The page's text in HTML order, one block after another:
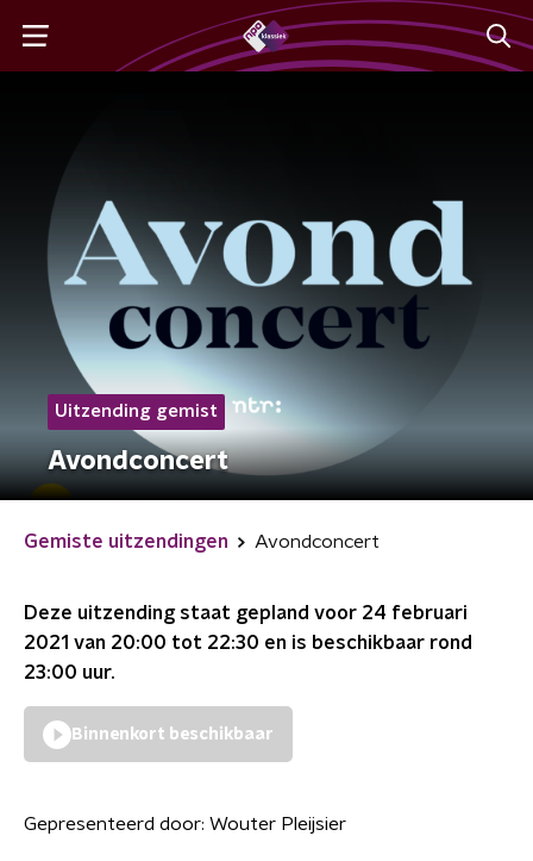
Uitzending gemist
Avondconcert
Gemiste uitzendingen Avondconcert
Deze uitzending staat gepland voor 24 februari
2021 van 20:00 tot 22:30 en is beschikbaar rond
23:00 uur.
Binnenkort beschikbaar
Gepresenteerd door: Wouter Pleijsier